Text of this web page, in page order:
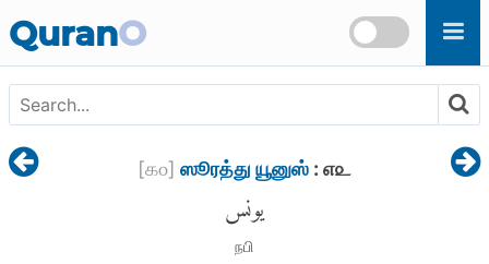
QuranO
[௧௦] ஸூரத்து யூனுஸ்: ௭௨
يونس
நபி